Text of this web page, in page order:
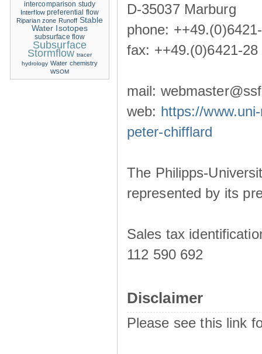
D-35037 Marburg
phone:
fax: ++49.(0)6421-28
mail:
web: https://
peter-chifflard
The Philipps-
represented by its
Sales tax
112 590 692
Disclaimer
Please see this link
intercomparison study
Interflow preferential flow
Riparian zone Runoff Stable
Water Isotopes
subsurface flow
Subsurface
Stormflow tracer
hydrology Water chemistry
WSOM